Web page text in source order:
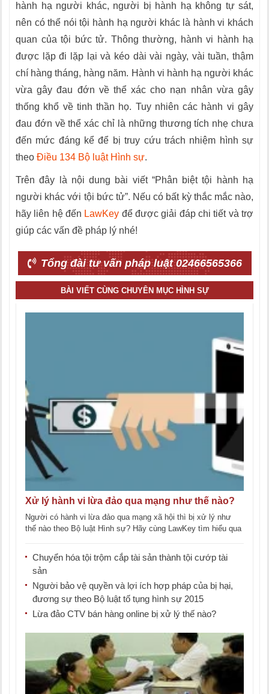
hành hạ người khác, người bị hành hạ không tự sát,
nên có thể nói tội hành hạ người khác là hành vi khách
quan của tội bức tử. Thông thường, hành vi hành hạ
được lặp đi lặp lại và kéo dài vài ngày, vài tuần, thậm
chí hàng tháng, hàng năm. Hành vi hành hạ người khác
vừa gây đau đớn về thể xác cho nạn nhân vừa gây
thống khổ về tinh thần họ. Tuy nhiên các hành vi gây
đau đớn về thể xác chỉ là những thương tích nhẹ chưa
đến mức đáng kể để bị truy cứu trách nhiệm hình sự
theo Điều 134 Bộ luật Hình sự.
Trên đây là nội dung bài viết “Phân biệt tội hành hạ
người khác với tội bức tử”. Nếu có bất kỳ thắc mắc nào,
hãy liên hệ đến LawKey để được giải đáp chi tiết và trợ
giúp các vấn đề pháp lý nhé!
Tổng đài tư vấn pháp luật 02466565366
BÀI VIẾT CÙNG CHUYÊN MỤC HÌNH SỰ
Xử lý hành vi lừa đảo qua mạng như thế nào?
Người có hành vi lừa đảo qua mạng xã hội thì bị xử lý như
thế nào theo Bộ luật Hình sự? Hãy cùng LawKey tìm hiểu qua
Chuyển hóa tội trộm cắp tài sản thành tội cướp tài
sản
Người bảo vệ quyền và lợi ích hợp pháp của bị hại,
đương sự theo Bộ luật tố tụng hình sự 2015
Lừa đảo CTV bán hàng online bị xử lý thế nào?